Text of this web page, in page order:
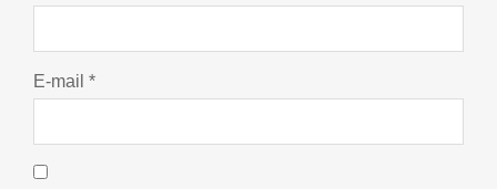
E-mail *